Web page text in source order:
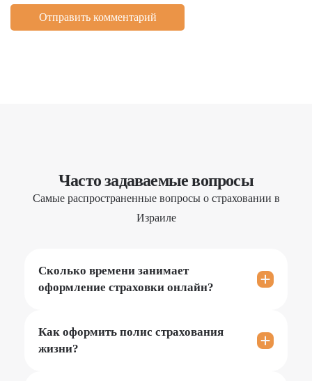
Часто задаваемые вопросы
Самые распространенные вопросы о страховании в
Израиле
Сколько времени занимает
оформление страховки онлайн?
обычно приходит на электронную почту в
течении 10 минут.
Как оформить полис страхования
жизни?